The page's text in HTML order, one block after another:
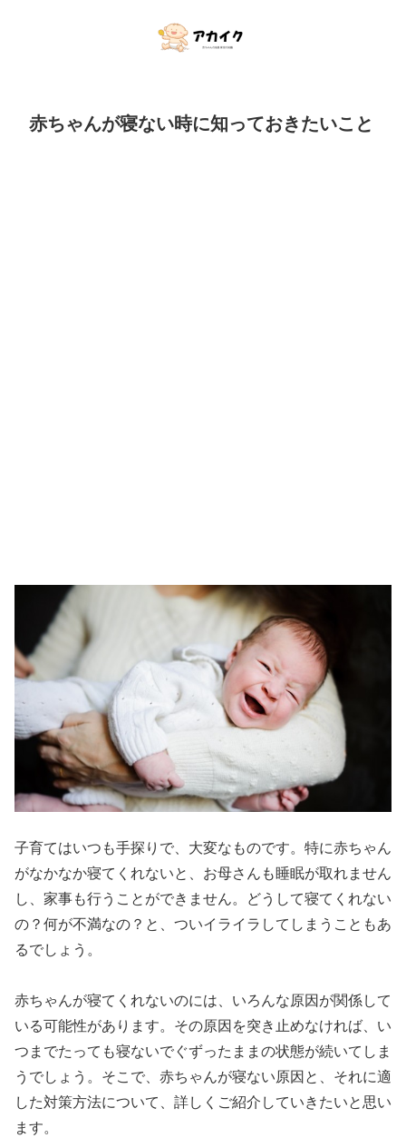
赤ちゃんが寝ない時に知っておきたいこと
子育てはいつも手探りで、大変なものです。特に赤ちゃん
がなかなか寝てくれないと、お母さんも睡眠が取れません
し、家事も行うことができません。どうして寝てくれない
の？何が不満なの？と、ついイライラしてしまうこともあ
るでしょう。
赤ちゃんが寝てくれないのには、いろんな原因が関係して
いる可能性があります。その原因を突き止めなければ、い
つまでたっても寝ないでぐずったままの状態が続いてしま
うでしょう。そこで、赤ちゃんが寝ない原因と、それに適
した対策方法について、詳しくご紹介していきたいと思い
ます。